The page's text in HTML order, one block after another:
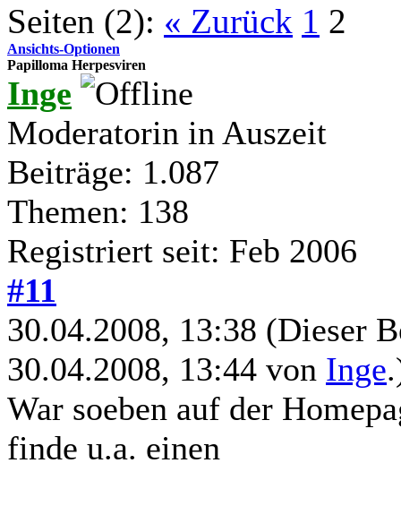
Seiten (2): « Zurück 1 2
Ansichts-Optionen
Papilloma Herpesviren
Inge
Moderatorin in Auszeit
Beiträge: 1.087
Themen: 138
Registriert seit: Feb 2006
#11
30.04.2008, 13:38 (Dieser
30.04.2008, 13:44 von Inge
War soeben auf der
finde u.a. einen